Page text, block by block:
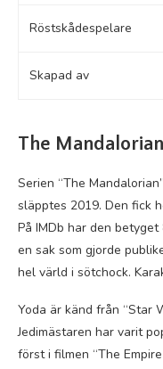
Röstskådespelare
Skapad av
The Mandalorian
Serien “The
släpptes 2019. Den fick
På IMDb har den
en sak som gjorde
hel värld i sötchock.
Yoda är känd från “Star
Jedimästaren har varit
först i filmen “The